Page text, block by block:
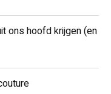
ons hoofd krijgen (en